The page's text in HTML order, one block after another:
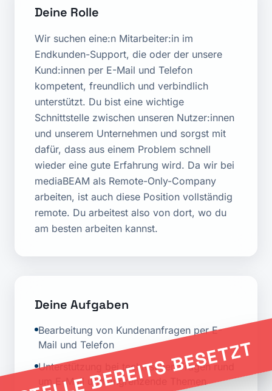
STELLE BEREITS BESETZT
Deine Rolle
Wir suchen eine:n Mitarbeiter:in im
Endkunden-Support, die oder der unsere
Kund:innen per E-Mail und Telefon
kompetent, freundlich und verbindlich
unterstützt. Du bist eine wichtige
Schnittstelle zwischen unseren Nutzer:innen
und unserem Unternehmen und sorgst mit
dafür, dass aus einem Problem schnell
wieder eine gute Erfahrung wird. Da wir bei
mediaBEAM als Remote-Only-Company
arbeiten, ist auch diese Position vollständig
remote. Du arbeitest also von dort, wo du
am besten arbeiten kannst.
Deine Aufgaben
Bearbeitung von Kundenanfragen per E-
Mail und Telefon
Unterstützung bei technischen Fragen rund
um E-Mail und angrenzende Themen